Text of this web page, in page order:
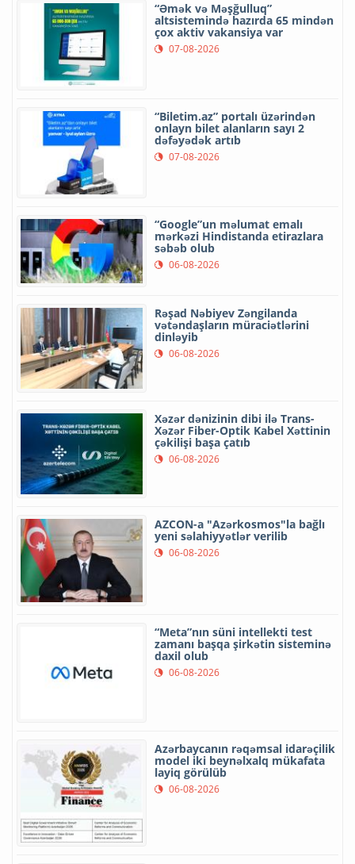
“Əmək və Məşğulluq”
altsistemində hazırda 65 mindən
çox aktiv vakansiya var
07-08-2026
“Biletim.az” portalı üzərindən
onlayn bilet alanların sayı 2
dəfəyədək artıb
07-08-2026
“Google”un məlumat emalı
mərkəzi Hindistanda etirazlara
səbəb olub
06-08-2026
Rəşad Nəbiyev Zəngilanda
vətəndaşların müraciətlərini
dinləyib
06-08-2026
Xəzər dənizinin dibi ilə Trans-
Xəzər Fiber-Optik Kabel Xəttinin
çəkilişi başa çatıb
06-08-2026
AZCON-a "Azərkosmos"la bağlı
yeni səlahiyyətlər verilib
06-08-2026
“Meta”nın süni intellekti test
zamanı başqa şirkətin sisteminə
daxil olub
06-08-2026
Azərbaycanın rəqəmsal idarəçilik
model iki beynəlxalq mükafata
layiq görülüb
06-08-2026